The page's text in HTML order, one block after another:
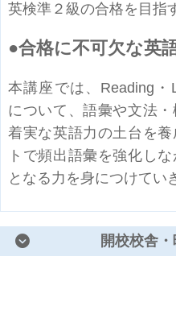
開校校舎
英検準２級の合格を目指
合格に不可欠な英
本講座では、Reading
について、語彙や文法・
着実な英語力の土台を
トで頻出語彙を強化し
となる力を身につけてい